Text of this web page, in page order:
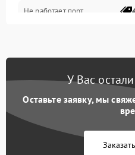
Коммуникации и
Не работает порт
У Вас
Оставьте заявку, мы